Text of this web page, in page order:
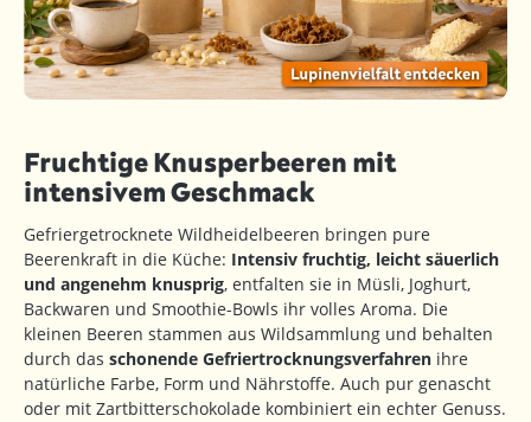
Fruchtige Knusperbeeren mit
intensivem Geschmack
Gefriergetrocknete Wildheidelbeeren bringen pure
Beerenkraft in die Küche: Intensiv fruchtig, leicht säuerlich
und angenehm knusprig, entfalten sie in Müsli, Joghurt,
Backwaren und Smoothie-Bowls ihr volles Aroma. Die
kleinen Beeren stammen aus Wildsammlung und behalten
durch das schonende Gefriertrocknungsverfahren ihre
natürliche Farbe, Form und Nährstoffe. Auch pur genascht
oder mit Zartbitterschokolade kombiniert ein echter Genuss.